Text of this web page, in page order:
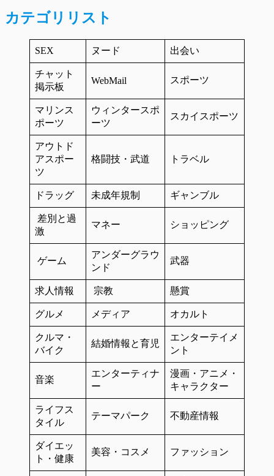
カテゴリリスト
SEX ヌード 出会い
チャット
掲示板
WebMail スポーツ
マリンス
ポーツ
ウィンタースポ
ーツ
スカイスポーツ
アウトド
アスポー
ツ
格闘技・武道 トラベル
ドラッグ 未成年規制 ギャンブル
差別と過
激
マネー ショッピング
ゲーム
アンダーグラウ
ンド
武器
求人情報 宗教 懸賞
グルメ メディア オカルト
クルマ・
バイク
結婚情報と育児
エンターテイメ
ント
音楽
エンターティナ
ー
漫画・アニメ・
キャラクター
ライフス
タイル
テーマパーク 不動産情報
ダイエッ
ト・健康
美容・コスメ ファッション